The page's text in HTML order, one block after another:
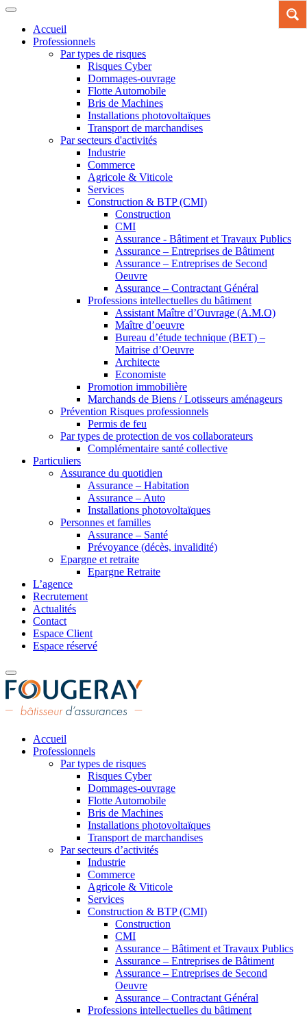
Accueil
Professionnels
Par types de risques
Risques Cyber
Dommages-ouvrage
Flotte Automobile
Bris de Machines
Installations photovoltaïques
Transport de marchandises
Par secteurs d'activités
Industrie
Commerce
Agricole & Viticole
Services
Construction & BTP (CMI)
Construction
CMI
Assurance - Bâtiment et Travaux Publics
Assurance – Entreprises de Bâtiment
Assurance – Entreprises de Second
Oeuvre
Assurance – Contractant Général
Professions intellectuelles du bâtiment
Assistant Maître d’Ouvrage (A.M.O)
Maître d’oeuvre
Bureau d’étude technique (BET) –
Maitrise d’Oeuvre
Architecte
Economiste
Promotion immobilière
Marchands de Biens / Lotisseurs aménageurs
Prévention Risques professionnels
Permis de feu
Par types de protection de vos collaborateurs
Complémentaire santé collective
Particuliers
Assurance du quotidien
Assurance – Habitation
Assurance – Auto
Installations photovoltaïques
Personnes et familles
Assurance – Santé
Prévoyance (décès, invalidité)
Epargne et retraite
Epargne Retraite
L’agence
Recrutement
Actualités
Contact
Espace Client
Espace réservé
Accueil
Professionnels
Par types de risques
Risques Cyber
Dommages-ouvrage
Flotte Automobile
Bris de Machines
Installations photovoltaïques
Transport de marchandises
Par secteurs d’activités
Industrie
Commerce
Agricole & Viticole
Services
Construction & BTP (CMI)
Construction
CMI
Assurance – Bâtiment et Travaux Publics
Assurance – Entreprises de Bâtiment
Assurance – Entreprises de Second
Oeuvre
Assurance – Contractant Général
Professions intellectuelles du bâtiment